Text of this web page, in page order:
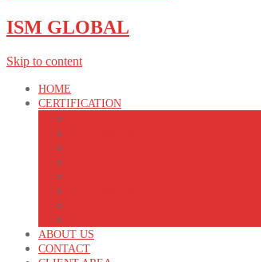
ISM GLOBAL
Skip to content
HOME
CERTIFICATION
ABOUT US
CONTACT